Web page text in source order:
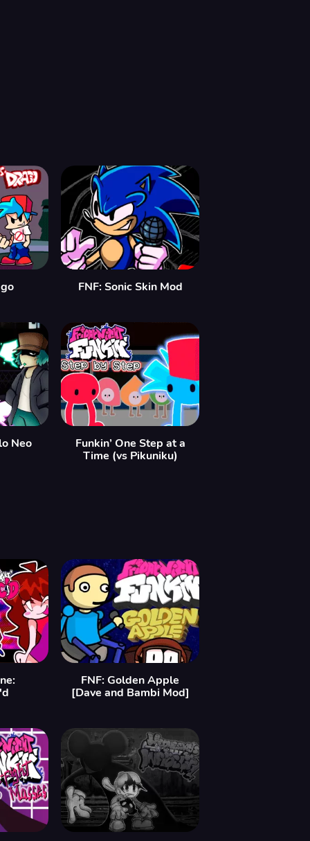
FNF: Sonic Skin Mod
Neo
Funkin’ One Step at a
Time (vs Pikuniku)
FNF: Golden Apple
[Dave and Bambi Mod]